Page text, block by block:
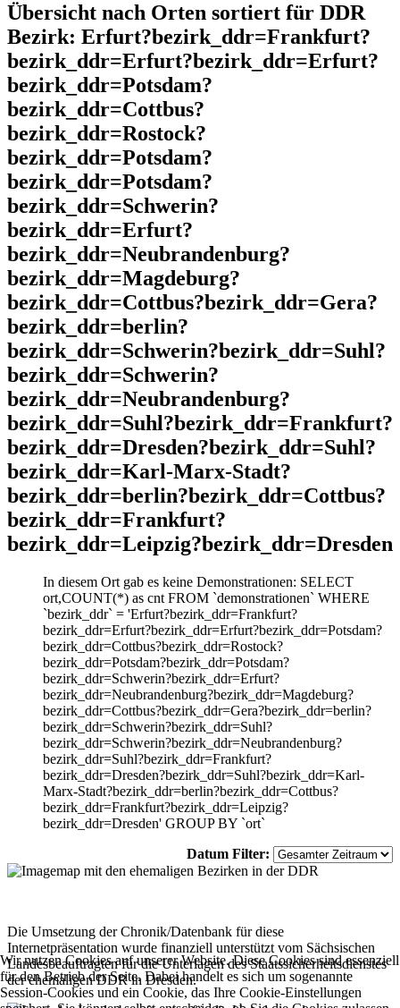
Übersicht nach Orten sortiert für DDR
Bezirk: Erfurt?bezirk_ddr=Frankfurt?
bezirk_ddr=Erfurt?bezirk_ddr=Erfurt?
bezirk_ddr=Potsdam?
bezirk_ddr=Cottbus?
bezirk_ddr=Rostock?
bezirk_ddr=Potsdam?
bezirk_ddr=Potsdam?
bezirk_ddr=Schwerin?
bezirk_ddr=Erfurt?
bezirk_ddr=Neubrandenburg?
bezirk_ddr=Magdeburg?
bezirk_ddr=Cottbus?bezirk_ddr=Gera?
bezirk_ddr=berlin?
bezirk_ddr=Schwerin?bezirk_ddr=Suhl?
bezirk_ddr=Schwerin?
bezirk_ddr=Neubrandenburg?
bezirk_ddr=Suhl?bezirk_ddr=Frankfurt?
bezirk_ddr=Dresden?bezirk_ddr=Suhl?
bezirk_ddr=Karl-Marx-Stadt?
bezirk_ddr=berlin?bezirk_ddr=Cottbus?
bezirk_ddr=Frankfurt?
bezirk_ddr=Leipzig?bezirk_ddr=Dresden
In diesem Ort gab es keine Demonstrationen: SELECT
ort,COUNT(*) as cnt FROM `demonstrationen` WHERE
`bezirk_ddr` = 'Erfurt?bezirk_ddr=Frankfurt?
bezirk_ddr=Erfurt?bezirk_ddr=Erfurt?bezirk_ddr=Potsdam?
bezirk_ddr=Cottbus?bezirk_ddr=Rostock?
bezirk_ddr=Potsdam?bezirk_ddr=Potsdam?
bezirk_ddr=Schwerin?bezirk_ddr=Erfurt?
bezirk_ddr=Neubrandenburg?bezirk_ddr=Magdeburg?
bezirk_ddr=Cottbus?bezirk_ddr=Gera?bezirk_ddr=berlin?
bezirk_ddr=Schwerin?bezirk_ddr=Suhl?
bezirk_ddr=Schwerin?bezirk_ddr=Neubrandenburg?
bezirk_ddr=Suhl?bezirk_ddr=Frankfurt?
bezirk_ddr=Dresden?bezirk_ddr=Suhl?bezirk_ddr=Karl-
Marx-Stadt?bezirk_ddr=berlin?bezirk_ddr=Cottbus?
bezirk_ddr=Frankfurt?bezirk_ddr=Leipzig?
bezirk_ddr=Dresden' GROUP BY `ort`
Datum Filter:
Die Umsetzung der Chronik/Datenbank für diese
Internetpräsentation wurde finanziell unterstützt vom Sächsischen
Landesbeauftragten für die Unterlagen des Staatssicherheitsdienstes
der ehemaligen DDR in Dresden.
Wir nutzen Cookies auf unserer Website. Diese Cookies sind essenziell
für den Betrieb der Seite. Dabei handelt es sich um sogenannte
Session-Cookies und ein Cookie, das Ihre Cookie-Einstellungen